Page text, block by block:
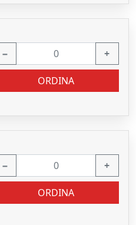
− +
ORDINA
− +
ORDINA